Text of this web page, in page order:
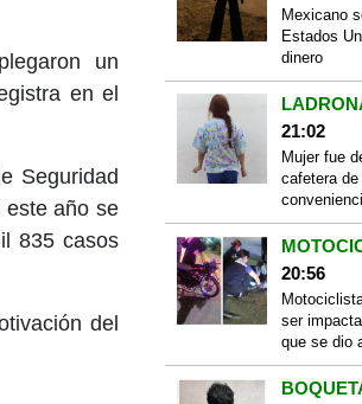
un
en el
Seguridad
este año se
835 casos
del
Mexicano
Estados
dinero
21:02
Mujer fue
cafetera
20:56
ser
que se dio